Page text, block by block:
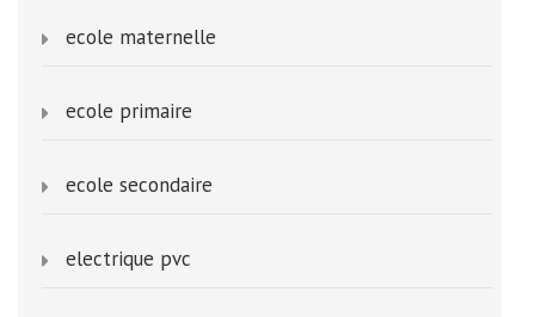
ecole maternelle
ecole primaire
ecole secondaire
electrique pvc